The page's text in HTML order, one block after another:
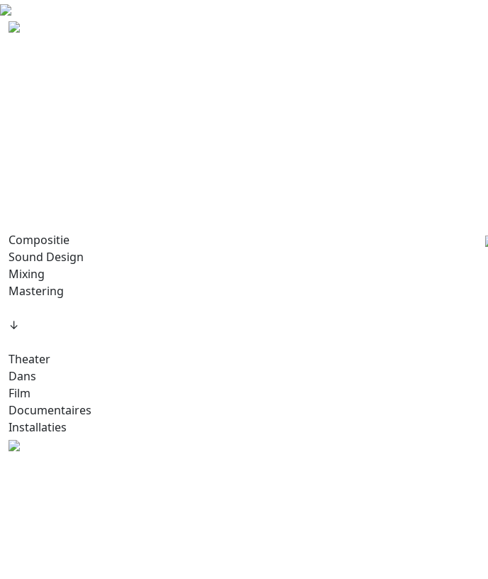
Compositie
Sound Design
Mixing
Mastering
↓
Theater
Dans
Film
Documentaires
Installaties